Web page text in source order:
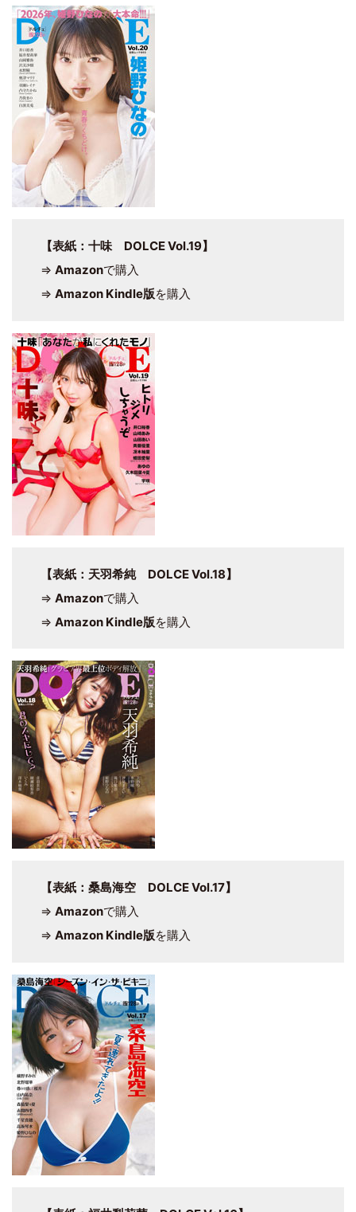
【表紙：十味 DOLCE Vol.19】
⇒ Amazonで購入
⇒ Amazon Kindle版を購入
【表紙：天羽希純 DOLCE Vol.18】
⇒ Amazonで購入
⇒ Amazon Kindle版を購入
【表紙：桑島海空 DOLCE Vol.17】
⇒ Amazonで購入
⇒ Amazon Kindle版を購入